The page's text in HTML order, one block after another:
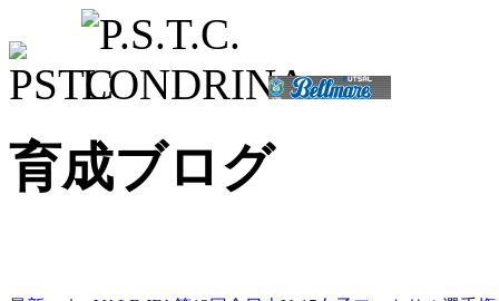
育成ブログ